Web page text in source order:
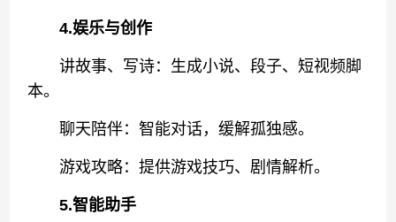
4.娱乐与创作
讲故事、写诗：生成小说、段子、短视频脚
本。
聊天陪伴：智能对话，缓解孤独感。
游戏攻略：提供游戏技巧、剧情解析。
5.智能助手